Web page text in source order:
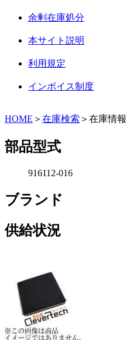
余剰在庫処分
本サイト説明
利用規定
インボイス制度
HOME ＞ 在庫検索 ＞在庫情報
部品型式
916112-016
ブランド
供給状況